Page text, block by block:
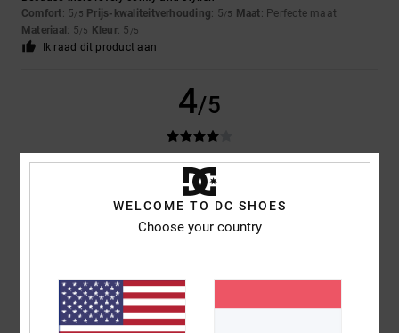
Comfort: 5/5 Prijs-kwaliteitverhouding: 5/5 Maat: Perfecte maat
Materiaal : 5/5 Kleur: 5 /5
Ik raad dit product aan
4/5
5 /5
WELCOME TO DC SHOES
Choose your country